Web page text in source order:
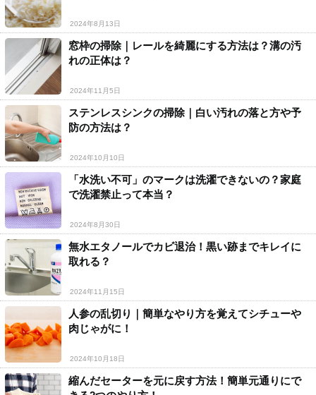
2024年8月13日
窓枠の掃除｜レールを綺麗にする方法は？溝の汚
れの正体は？
2024年11月5日
ステンレスシンクの掃除｜白い汚れの落と方や予
防の方法は？
2024年10月10日
「水洗い不可」のマークは洗濯できないの？家庭
で洗濯禁止って本当？
2024年8月30日
無水エタノールでカビ退治！黒い跡までキレイに
取れる？
2024年11月15日
人参の乱切り｜簡単なやり方を覚えてシチューや
肉じゃがに！
2024年10月18日
縮んだセーターを元に戻す方法！簡単元通りにで